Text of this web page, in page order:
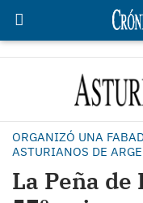
ORGANIZÓ UNA
ASTURIANOS DE
La Peña